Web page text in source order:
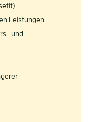
Leistungen
und